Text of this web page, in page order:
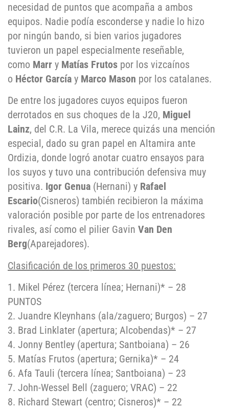
necesidad de puntos que acompaña a ambos
equipos. Nadie podía esconderse y nadie lo hizo
por ningún bando, si bien varios jugadores
tuvieron un papel especialmente reseñable,
como Marr y Matías Frutos por los vizcaínos
o Héctor García y Marco Mason por los catalanes.
De entre los jugadores cuyos equipos fueron
derrotados en sus choques de la J20, Miguel
Lainz, del C.R. La Vila, merece quizás una mención
especial, dado su gran papel en Altamira ante
Ordizia, donde logró anotar cuatro ensayos para
los suyos y tuvo una contribución defensiva muy
positiva. Igor Genua (Hernani) y Rafael
Escario(Cisneros) también recibieron la máxima
valoración posible por parte de los entrenadores
rivales, así como el pilier Gavin Van Den
Berg(Aparejadores).
Clasificación de los primeros 30 puestos:
1. Mikel Pérez (tercera línea; Hernani)* – 28
PUNTOS
2. Juandre Kleynhans (ala/zaguero; Burgos) – 27
3. Brad Linklater (apertura; Alcobendas)* – 27
4. Jonny Bentley (apertura; Santboiana) – 26
5. Matías Frutos (apertura; Gernika)* – 24
6. Afa Tauli (tercera línea; Santboiana) – 23
7. John-Wessel Bell (zaguero; VRAC) – 22
8. Richard Stewart (centro; Cisneros)* – 22